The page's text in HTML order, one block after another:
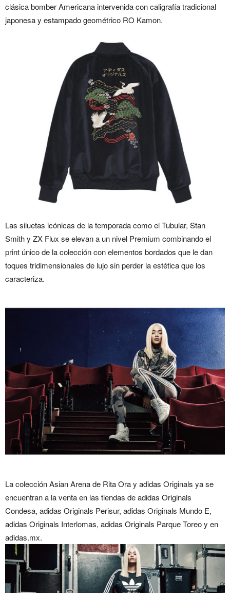
clásica bomber Americana intervenida con caligrafía tradicional
japonesa y estampado geométrico RO Kamon.
Las siluetas icónicas de la temporada como el Tubular, Stan
Smith y ZX Flux se elevan a un nivel Premium combinando el
print único de la colección con elementos bordados que le dan
toques tridimensionales de lujo sin perder la estética que los
caracteriza.
La colección Asian Arena de Rita Ora y adidas Originals ya se
encuentran a la venta en las tiendas de adidas Originals
Condesa, adidas Originals Perisur, adidas Originals Mundo E,
adidas Originals Interlomas, adidas Originals Parque Toreo y en
adidas.mx.